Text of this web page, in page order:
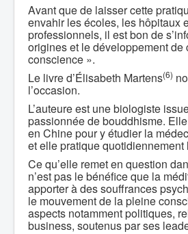
Avant que de laisser cette
envahir les écoles, les hôpitaux
professionnels, il est bon de
origines et le développement de
conscience ».
Le livre d’Élisabeth Martens(6)
l’occasion.
L’auteure est une biologiste
passionnée de bouddhisme.
en Chine pour y étudier la
et elle pratique quotidiennement
Ce qu’elle remet en question
n’est pas le bénéfice que la
apporter à des souffrances
le mouvement de la pleine
aspects notamment politiques,
business, soutenus par ses